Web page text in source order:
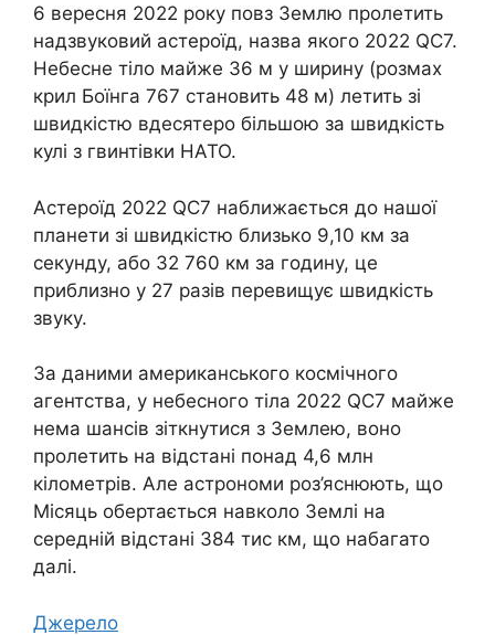
6 вересня 2022 року повз Землю пролетить
надзвуковий астероїд, назва якого 2022 QC7.
Небесне тіло майже 36 м у ширину (розмах
крил Боїнга 767 становить 48 м) летить зі
швидкістю вдесятеро більшою за швидкість
кулі з гвинтівки НАТО.
Астероїд 2022 QC7 наближається до нашої
планети зі швидкістю близько 9,10 км за
секунду, або 32 760 км за годину, це
приблизно у 27 разів перевищує швидкість
звуку.
За даними американського космічного
агентства, у небесного тіла 2022 QC7 майже
нема шансів зіткнутися з Землею, воно
пролетить на відстані понад 4,6 млн
кілометрів. Але астрономи роз’яснюють, що
Місяць обертається навколо Землі на
середній відстані 384 тис км, що набагато
далі.
Джерело